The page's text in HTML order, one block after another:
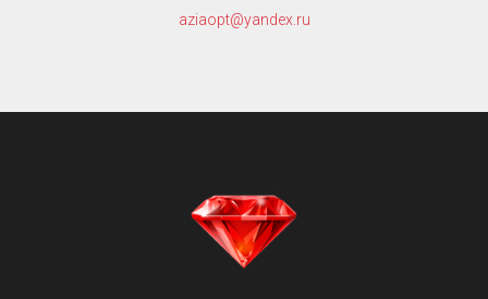
aziaopt@yandex.ru